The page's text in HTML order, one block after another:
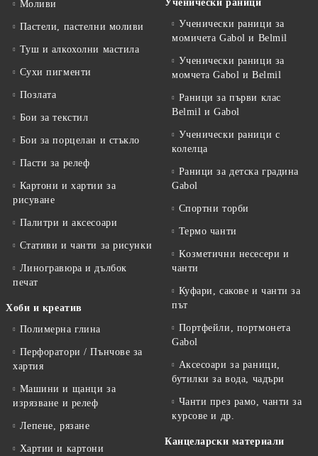
Моливи
Пастели, пастелни моливи
Туш и алкохолни мастила
Сухи пигменти
Позлата
Бои за текстил
Бои за порцелан и стъкло
Пасти за релеф
Картони и хартии за
рисуване
Палитри и аксесоари
Стативи и чанти за рисунки
Линогравюра и дълбок
печат
Хоби и креатив
Полимерна глина
Перфоратори / Пънчове за
хартия
Машини и щанци за
изрязване и релеф
Лепене, рязане
Хартии и картони
Ученически раници
Ученически раници за
момичета Gabol и Belmil
Ученически раници за
момчета Gabol и Belmil
Раници за първи клас
Belmil и Gabol
Ученически раници с
колелца
Раници за детска градина
Gabol
Спортни торби
Термо чанти
Kозметични несесери и
чанти
Куфари, сакове и чанти за
път
Портфейли, портмонета
Gabol
Аксесоари за раници,
бутилки за вода, чадъри
Чанти през рамо, чанти за
курсове и др.
Канцеларски материали